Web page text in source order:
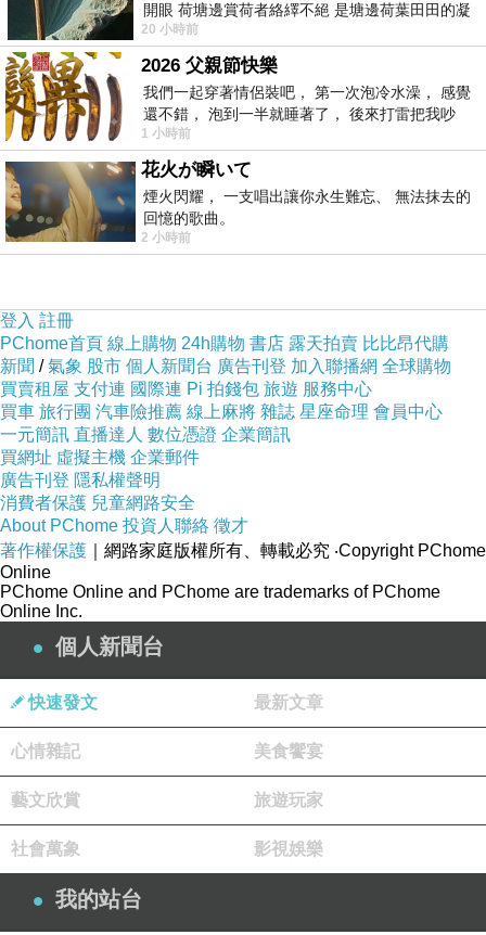
開眼 荷塘邊賞荷者絡繹不絕 是塘邊荷葉田田的凝
望 風中飄逸的是映日荷花別樣紅
20 小時前
2026 父親節快樂
我們一起穿著情侶裝吧， 第一次泡冷水澡， 感覺
還不錯， 泡到一半就睡著了， 後來打雷把我吵
醒， 手
1 小時前
花火が瞬いて
煙火閃耀， 一支唱出讓你永生難忘、 無法抹去的
回憶的歌曲。
2 小時前
登入 註冊
PChome首頁 線上購物 24h購物 書店 露天拍賣 比比昂代購
新聞 /氣象 股市 個人新聞台 廣告刊登 加入聯播網 全球購物
買賣租屋 支付連 國際連 Pi 拍錢包 旅遊 服務中心
買車 旅行團 汽車險推薦 線上麻將 雜誌 星座命理 會員中心
一元簡訊 直播達人 數位憑證 企業簡訊
買網址 虛擬主機 企業郵件
廣告刊登 隱私權聲明
消費者保護 兒童網路安全
About PChome 投資人聯絡 徵才
著作權保護 ｜網路家庭版權所有、轉載必究 ‧Copyright PChome
Online
PChome Online and PChome are trademarks of PChome
Online Inc.
個人新聞台
快速發文 最新文章
心情雜記 美食饗宴
藝文欣賞 旅遊玩家
社會萬象 影視娛樂
我的站台